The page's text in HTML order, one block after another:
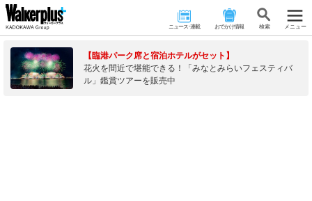
ニュース･連載 おでかけ情報 検 索 メニュー
【臨港パーク席と宿泊ホテルがセット】
花火を間近で堪能できる！「みなとみらいフェスティバ
ル」鑑賞ツアーを販売中